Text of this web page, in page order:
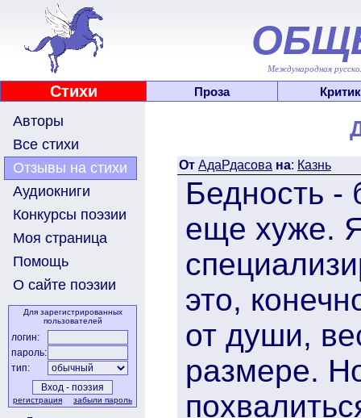
Международная
Стихи Проза
Авторы
Все стихи
Отзывы на стихи
Аудиокниги
Конкурсы поэзии
Моя страница
Помощь
О сайте поэзии
Для зарегистрированных
пользователей
логин:
пароль:
тип:
регистрация забыли пароль
От АдаРдасова на: Казнь
Бедность -
еще хуже.
это,
от души,
размере.